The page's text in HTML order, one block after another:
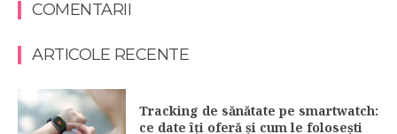
COMENTARII
ARTICOLE RECENTE
Tracking de sănătate pe smartwatch:
ce date îți oferă și cum le folosești